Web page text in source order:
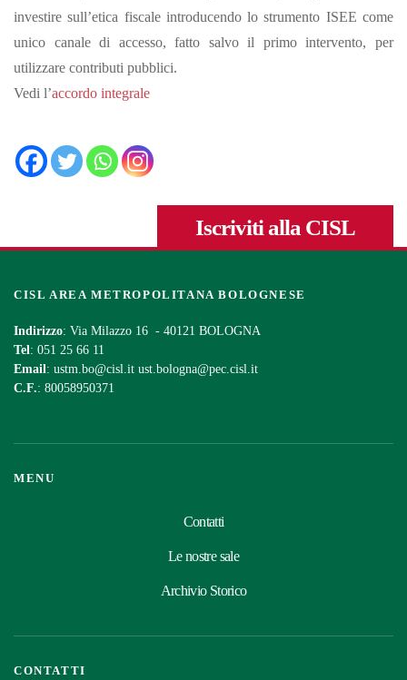
investire sull’etica fiscale introducendo lo strumento ISEE come
unico canale di accesso, fatto salvo il primo intervento, per
utilizzare contributi pubblici.
Vedi l’accordo integrale
Iscriviti alla CISL
CISL AREA METROPOLITANA BOLOGNESE
Indirizzo: Via Milazzo 16 - 40121 BOLOGNA
Tel: 051 25 66 11
Email: ustm.bo@cisl.it ust.bologna@pec.cisl.it
C.F.: 80058950371
MENU
Contatti
Le nostre sale
Archivio Storico
CONTATTI